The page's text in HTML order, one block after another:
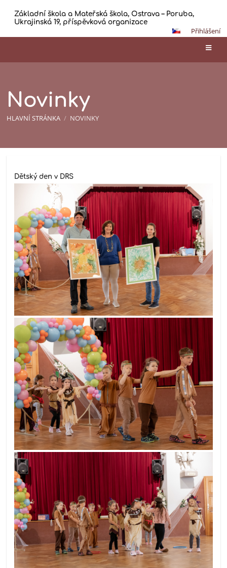
Základní škola a Mateřská škola, Ostrava – Poruba,
Ukrajinská 19, příspěvková organizace
Přihlášení
Novinky
HLAVNÍ STRÁNKA / NOVINKY
Dětský den v DRS